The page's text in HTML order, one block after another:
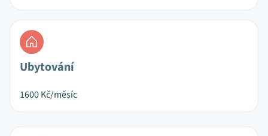
Ubytování
1600Kč/měsíc